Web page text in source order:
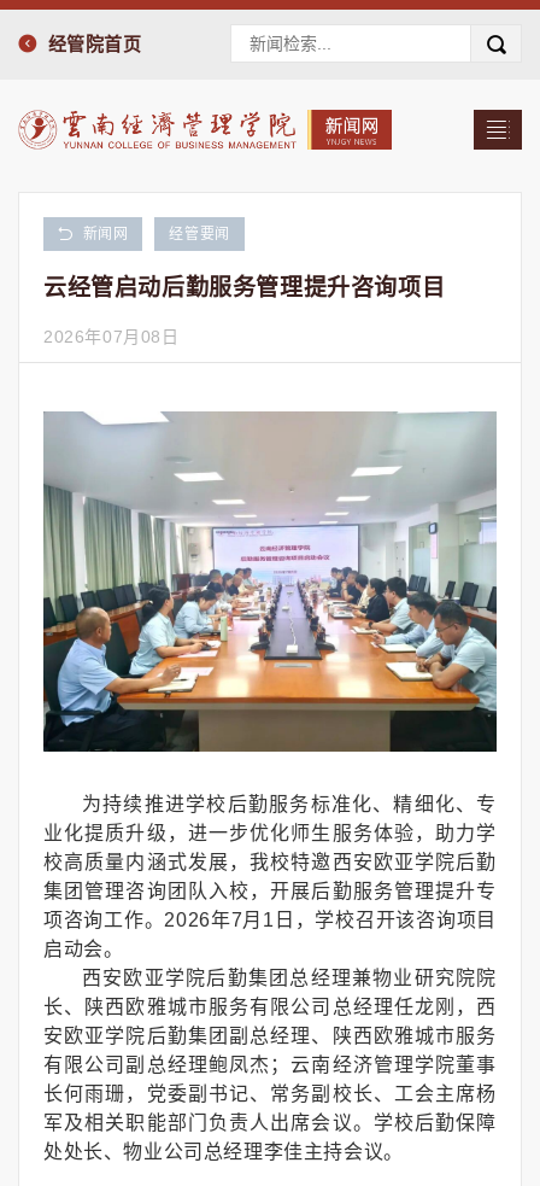
经管院首页
新闻网 经管要闻
云经管启动后勤服务管理提升咨询项目
2026年07月08日
为持续推进学校后勤服务标准化、精细化、专
业化提质升级，进一步优化师生服务体验，助力学
校高质量内涵式发展，我校特邀西安欧亚学院后勤
集团管理咨询团队入校，开展后勤服务管理提升专
项咨询工作。2026年7月1日，学校召开该咨询项目
启动会。
西安欧亚学院后勤集团总经理兼物业研究院院
长、陕西欧雅城市服务有限公司总经理任龙刚，西
安欧亚学院后勤集团副总经理、陕西欧雅城市服务
有限公司副总经理鲍凤杰；云南经济管理学院董事
长何雨珊，党委副书记、常务副校长、工会主席杨
军及相关职能部门负责人出席会议。学校后勤保障
处处长、物业公司总经理李佳主持会议。